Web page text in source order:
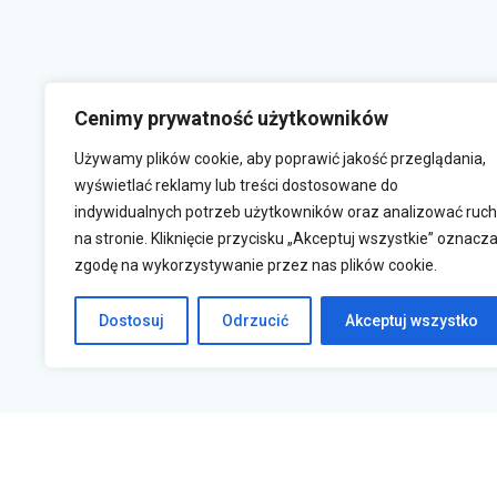
Cenimy prywatność użytkowników
Używamy plików cookie, aby poprawić jakość przeglądania,
wyświetlać reklamy lub treści dostosowane do
indywidualnych potrzeb użytkowników oraz analizować ruch
na stronie. Kliknięcie przycisku „Akceptuj wszystkie” oznacza
zgodę na wykorzystywanie przez nas plików cookie.
Dostosuj Odrzucić Akceptuj wszystko
Krasne 830A, 36-007 Krasne